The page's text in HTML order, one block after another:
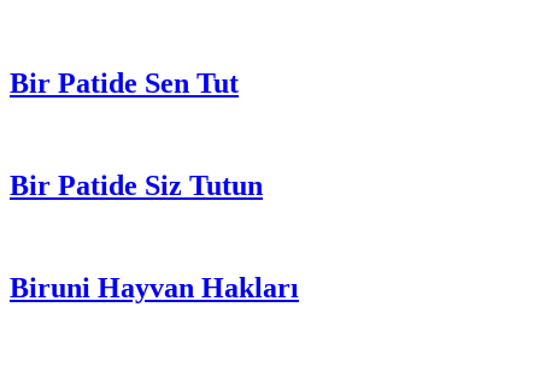
Bir Patide Sen Tut
Bir Patide Siz Tutun
Biruni Hayvan Hakları